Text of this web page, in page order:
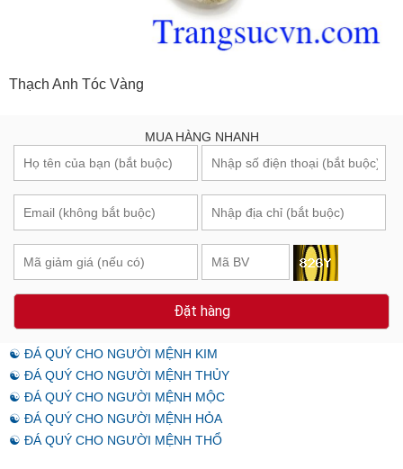
Thạch Anh Tóc Vàng
MUA HÀNG NHANH
Đặt hàng
☯ ĐÁ QUÝ CHO NGƯỜI MỆNH KIM
☯ ĐÁ QUÝ CHO NGƯỜI MỆNH THỦY
☯ ĐÁ QUÝ CHO NGƯỜI MỆNH MỘC
☯ ĐÁ QUÝ CHO NGƯỜI MỆNH HỎA
☯ ĐÁ QUÝ CHO NGƯỜI MỆNH THỔ